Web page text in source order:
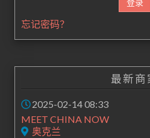
忘记密码？
最新商
2025-02-14 08:33
MEET CHINA NOW
奥克兰